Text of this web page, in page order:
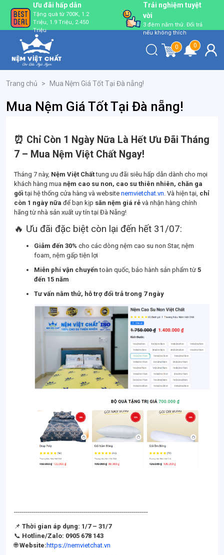
Ưu đãi hấp dẫn
Tặng quà từ 700K, 1.2
Triệu, 1.9 Triệu, 2.450
Triệu
Trải nghiệm
3 đêm nằm thử. Đổi
nếu không thích
0 0
Trang chủ > Mua Nệm Giá Tốt Tại Đà nẵng!
Mua Nệm Giá Tốt Tại Đà nẵng!
⏰ Chỉ Còn 1 Ngày Nữa Là Hết Ưu Đãi Tháng
7 – Mua Nệm Việt Chất Ngay!
Tháng 7 này, Nệm Việt Chấttung ưu đãi siêu hấp dẫn dành cho mọi
khách hàng mua nệm cao su non, cao su thiên nhiên, chăn ga
gối tại hệ thống cửa hàng và website nemvietchat.vn. Và hiện tại, chỉ
còn 1 ngày nữa để bạn kịp săn nệm giá rẻ và nhận hàng chính
hãng từ nhà sản xuất uy tín tại Đà Nẵng!
🔥 Ưu đãi đặc biệt còn lại đến hết 31/07:
Giảm đến 30% cho các dòng nệm cao su non Star, nệm
foam, nệm gấp tiện lợi
Miễn phí vận chuyển toàn quốc, bảo hành sản phẩm từ 5
đến 15 năm
Tư vấn nằm thử, hỗ trợ đổi trả trong 7 ngày
-------------------------------------------------------------------
📌 Thời gian áp dụng: 1/7 – 31/7
📞 Hotline/Zalo: 0905 678 143
🌐Website: https://nemvietchat.vn